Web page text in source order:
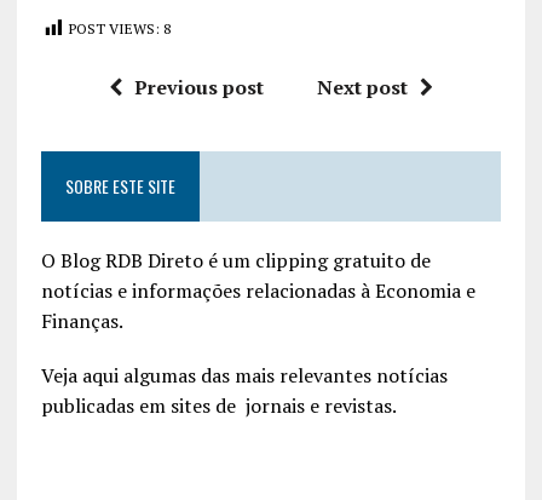
POST VIEWS: 8
Previous post Next post
SOBRE ESTE SITE
O Blog RDB Direto é um clipping gratuito de
notícias e informações relacionadas à Economia e
Finanças.
Veja aqui algumas das mais relevantes notícias
publicadas em sites de jornais e revistas.